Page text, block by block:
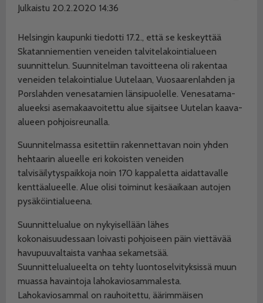
Julkaistu 20.2.2020 14:36
Helsingin kaupunki tiedotti 17.2., että se keskeyttää
Skatanniementien veneiden talvitelakointialueen
suunnittelun. Suunnitelman tavoitteena oli rakentaa
veneiden telakointialue Uutelaan, Vuosaarenlahden ja
Porslahden venesatamien länsipuolelle. Venesatama-
alueeksi asemakaavoitettu alue sijaitsee Uutelan kaava-
alueen pohjoisreunalla.
Suunnitelmassa esitettiin rakennettavan noin yhden
hehtaarin alueelle eri kokoisten veneiden
talvisäilytyspaikkoja noin 170 kappaletta aidattavalle
kenttäalueelle. Alue olisi toiminut kesäaikaan autojen
pysäköintialueena.
Suunnittelualue on nykyisellään lähes
kokonaisuudessaan loivasti pohjoiseen päin viettävää
havupuuvaltaista vanhaa sekametsää.
Suunnittelualueelta on tehty luontoselvityksissä muun
muassa havaintoja lahokaviosammalesta.
Lahokaviosammal on rauhoitettu, äärimmäisen